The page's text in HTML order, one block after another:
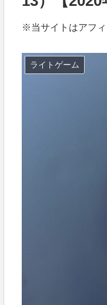
※当サイトはアフィ
ライトゲーム